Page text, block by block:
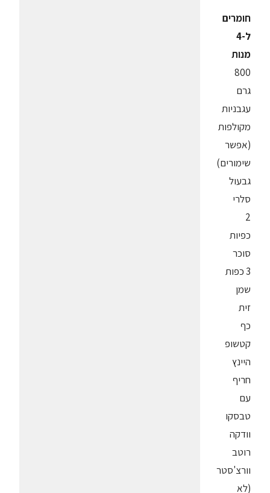
חומרים
ל-4
מנות
800
גרם
עגבניות
מקולפות
(אפשר
שימורים)
גבעול
סלרי
2
כפיות
סוכר
3 כפות
שמן
זית
כף
קטשופ
היינץ
חריף
עם
טבסקו
וודקה
רוטב
וורצ'סטר
(לא